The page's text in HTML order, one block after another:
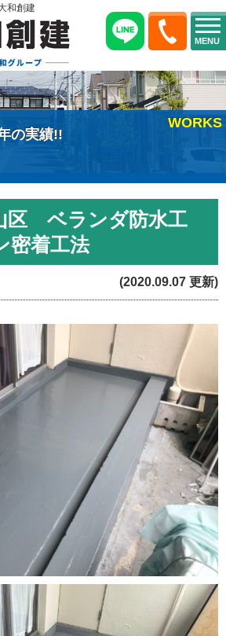
MENU
和創建
の実績!!
WORKS
区 ベランダ防水工
密着工法
(2020.09.07 更新)